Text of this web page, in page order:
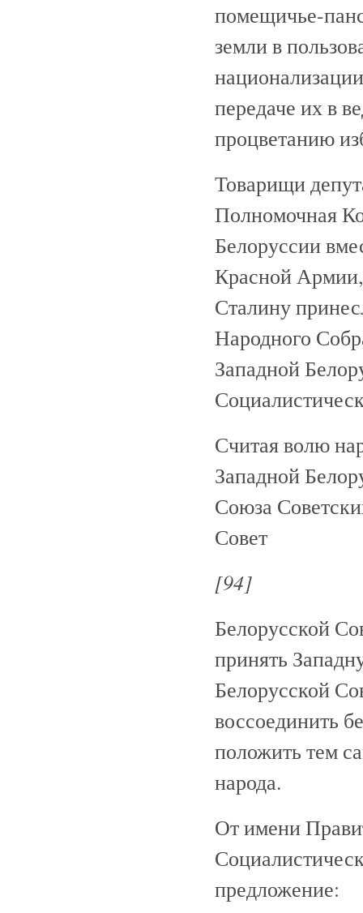
помещичье-
земли в
передаче их в
процветанию
Товарищи
Полномочная
Белоруссии
Красной
Сталину
Народного
Западной
Считая волю
Западной
Союза
Совет
[94]
Белорусской
принять
Белорусской
воссоединить
положить тем
народа.
От имени
предложение: